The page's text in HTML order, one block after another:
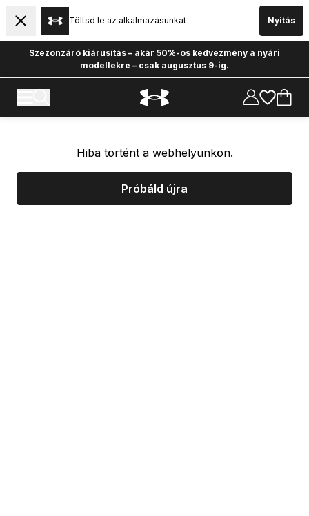
Töltsd le az alkalmazásunkat Nyitás
Szezonzáró kiárusítás – akár 50%-os kedvezmény a nyári
modellekre – csak augusztus 9-ig.
Hiba történt a webhelyünkön.
Próbáld újra